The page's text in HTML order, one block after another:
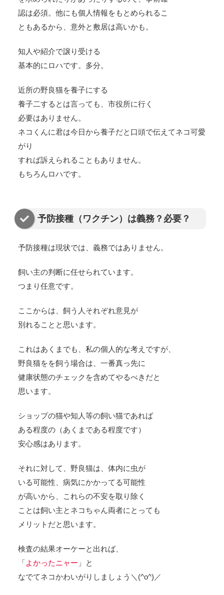
認は必須。他にも個人情報をもとめられるこ
ともあるから、意外と敷居は高いかも。
知人や紹介で譲り受ける
基本的にロハです。多分。
近所の野良猫を養子にする
養子二するとは言っても、市役所に行く
必要はありません。
ネコくんに君は今日から養子だと口頭で伝えてネコ可愛
がり
すれば訴えられることもありません。
もちろんロハです。
予防接種（ワクチン）は義務？必要？
予防接種は現状では、 義務ではありません。
飼い主の判断に任せられています。
つまり任意です。
ここからは、飼う人それぞれ意見が
別れることと思います。
これはあくまでも、私の個人的な考えですが、
野良猫をを飼う場合は、一番真っ先に
健康状態のチェックを含めてやるべきだと
思います。
ショップの猫や知人等の飼い猫であれば
ある程度の（あくまである程度です）
安心感はあります。
それに対して、野良猫は、体内に虫が
いる可能性、病気にかかってる可能性
が高いから、これらの不安を取り除く
ことは飼い主とネコちゃん両者にとっても
メリットだと思います。
検査の結果オーケーと出れば、
「よかったニャー 」と
なでてネコかわいがりしましょう＼(^o^)／